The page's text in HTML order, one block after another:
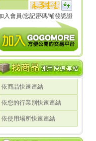
入會員/忘記密碼/補發認證
依商品快速連結
依您的行業別快速連結
依使用場所快速連結